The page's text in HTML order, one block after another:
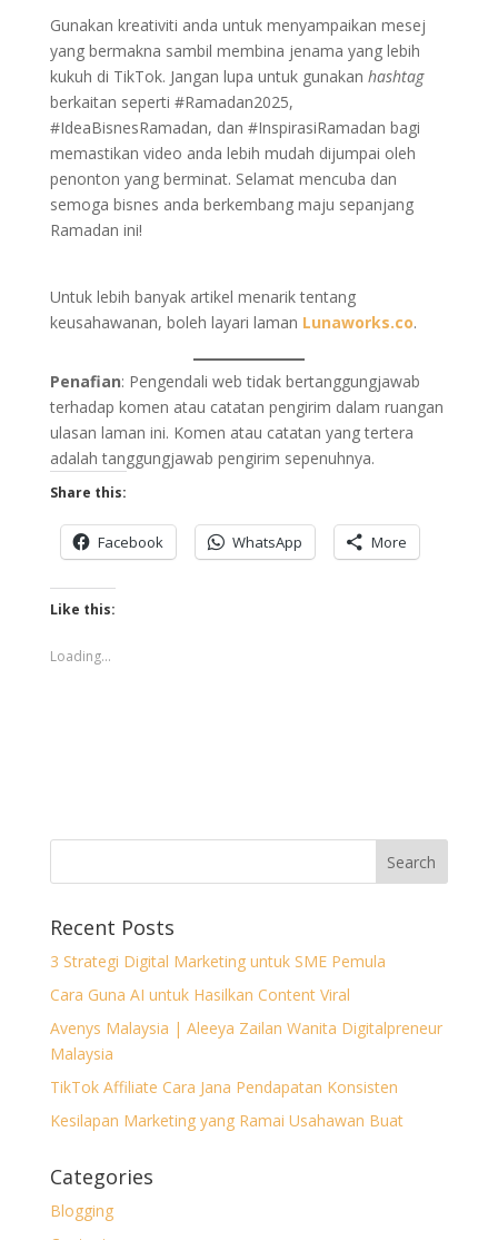
Gunakan kreativiti anda untuk menyampaikan mesej
yang bermakna sambil membina jenama yang lebih
kukuh di TikTok. Jangan lupa untuk gunakan hashtag
berkaitan seperti #Ramadan2025,
#IdeaBisnesRamadan, dan #InspirasiRamadan bagi
memastikan video anda lebih mudah dijumpai oleh
penonton yang berminat. Selamat mencuba dan
semoga bisnes anda berkembang maju sepanjang
Ramadan ini!
Untuk lebih banyak artikel menarik tentang
keusahawanan, boleh layari laman Lunaworks.co.
Penafian: Pengendali web tidak bertanggungjawab
terhadap komen atau catatan pengirim dalam ruangan
ulasan laman ini. Komen atau catatan yang tertera
adalah tanggungjawab pengirim sepenuhnya.
Share this:
Facebook WhatsApp More
Like this:
Loading...
Recent Posts
3 Strategi Digital Marketing untuk SME Pemula
Cara Guna AI untuk Hasilkan Content Viral
Avenys Malaysia | Aleeya Zailan Wanita Digitalpreneur
Malaysia
TikTok Affiliate Cara Jana Pendapatan Konsisten
Kesilapan Marketing yang Ramai Usahawan Buat
Categories
Blogging